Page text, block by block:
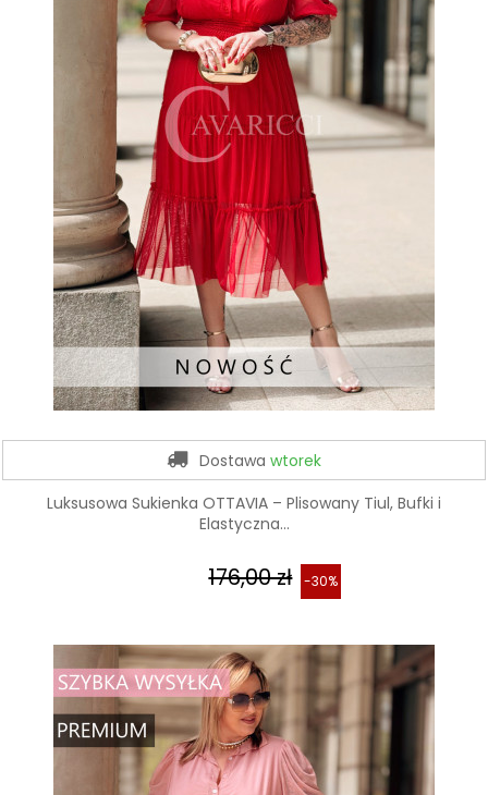
Dostawa wtorek
Luksusowa Sukienka OTTAVIA – Plisowany Tiul, Bufki i
Elastyczna...
176,00 zł -30%